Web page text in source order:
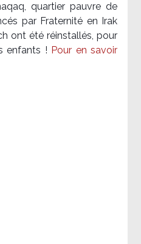
quartier pauvre de
par Fraternité en Irak​
ont été réinstallés, pour
enfants ! Pour en savoir